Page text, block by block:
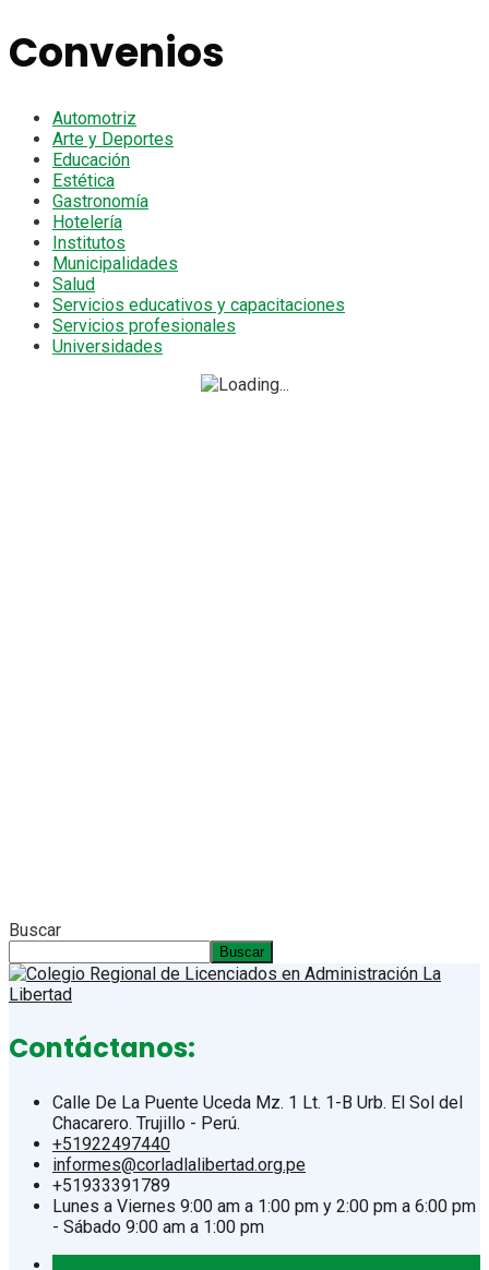
Convenios
Automotriz
Arte y Deportes
Educación
Estética
Gastronomía
Hotelería
Institutos
Municipalidades
Salud
Servicios educativos y capacitaciones
Servicios profesionales
Universidades
Buscar
Buscar
Contáctanos:
Calle De La Puente Uceda Mz. 1 Lt. 1-B Urb. El Sol del
Chacarero. Trujillo - Perú.
+51922497440
informes@corladlalibertad.org.pe
+51933391789
Lunes a Viernes 9:00 am a 1:00 pm y 2:00 pm a 6:00 pm
- Sábado 9:00 am a 1:00 pm